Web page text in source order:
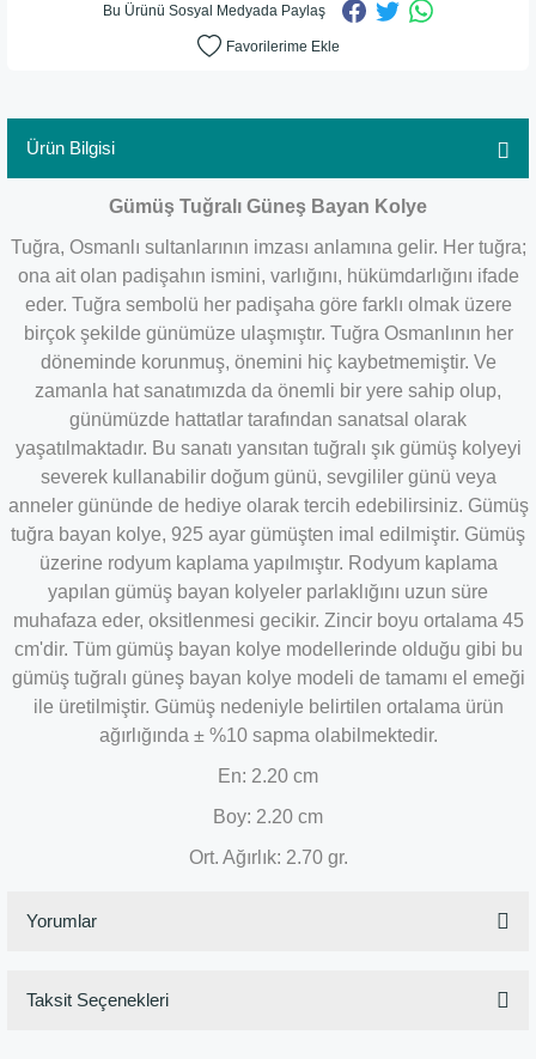
Bu Ürünü Sosyal Medyada Paylaş
Ürün Bilgisi
Gümüş Tuğralı Güneş Bayan Kolye
Tuğra, Osmanlı sultanlarının imzası anlamına gelir. Her tuğra;
ona ait olan padişahın ismini, varlığını, hükümdarlığını ifade
eder. Tuğra sembolü her padişaha göre farklı olmak üzere
birçok şekilde günümüze ulaşmıştır. Tuğra Osmanlının her
döneminde korunmuş, önemini hiç kaybetmemiştir. Ve
zamanla hat sanatımızda da önemli bir yere sahip olup,
günümüzde hattatlar tarafından sanatsal olarak
yaşatılmaktadır. Bu sanatı yansıtan tuğralı şık gümüş kolyeyi
severek kullanabilir doğum günü, sevgililer günü veya
anneler gününde de hediye olarak tercih edebilirsiniz. Gümüş
tuğra bayan kolye, 925 ayar gümüşten imal edilmiştir. Gümüş
üzerine rodyum kaplama yapılmıştır. Rodyum kaplama
yapılan gümüş bayan kolyeler parlaklığını uzun süre
muhafaza eder, oksitlenmesi gecikir. Zincir boyu ortalama 45
cm'dir. Tüm gümüş bayan kolye modellerinde olduğu gibi bu
gümüş tuğralı güneş bayan kolye modeli de tamamı el emeği
ile üretilmiştir. Gümüş nedeniyle belirtilen ortalama ürün
ağırlığında ± %10 sapma olabilmektedir.
En: 2.20 cm
Boy: 2.20 cm
Ort. Ağırlık: 2.70 gr.
Yorumlar
Taksit Seçenekleri